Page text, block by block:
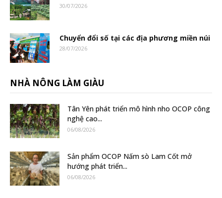
30/07/2026
Chuyển đổi số tại các địa phương miền núi
28/07/2026
NHÀ NÔNG LÀM GIÀU
Tân Yên phát triển mô hình nho OCOP công
nghệ cao...
06/08/2026
Sản phẩm OCOP Nấm sò Lam Cốt mở
hướng phát triển...
06/08/2026